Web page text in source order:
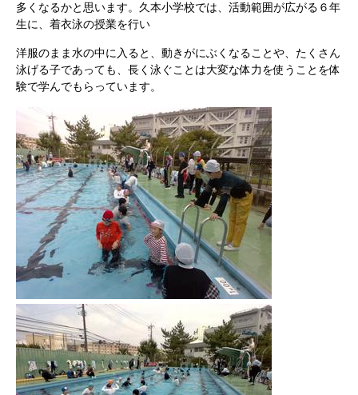
多くなるかと思います。久本小学校では、活動範囲が広がる６年
生に、着衣泳の授業を行い
洋服のまま水の中に入ると、動きがにぶくなることや、たくさん
泳げる子であっても、長く泳ぐことは大変な体力を使うことを体
験で学んでもらっています。